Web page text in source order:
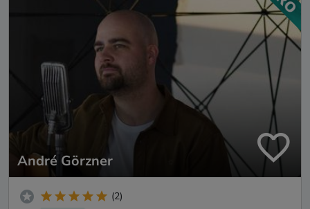
André Görzner
(2)